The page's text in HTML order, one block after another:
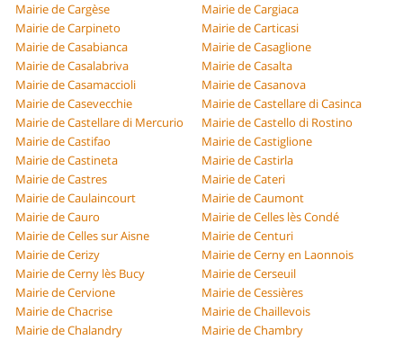
Mairie de Cargèse
Mairie de Cargiaca
Mairie de Carpineto
Mairie de Carticasi
Mairie de Casabianca
Mairie de Casaglione
Mairie de Casalabriva
Mairie de Casalta
Mairie de Casamaccioli
Mairie de Casanova
Mairie de Casevecchie
Mairie de Castellare di Casinca
Mairie de Castellare di Mercurio
Mairie de Castello di Rostino
Mairie de Castifao
Mairie de Castiglione
Mairie de Castineta
Mairie de Castirla
Mairie de Castres
Mairie de Cateri
Mairie de Caulaincourt
Mairie de Caumont
Mairie de Cauro
Mairie de Celles lès Condé
Mairie de Celles sur Aisne
Mairie de Centuri
Mairie de Cerizy
Mairie de Cerny en Laonnois
Mairie de Cerny lès Bucy
Mairie de Cerseuil
Mairie de Cervione
Mairie de Cessières
Mairie de Chacrise
Mairie de Chaillevois
Mairie de Chalandry
Mairie de Chambry